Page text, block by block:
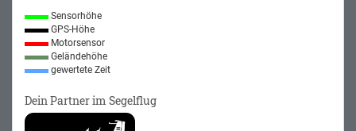
Sensorhöhe
GPS-Höhe
Motorsensor
Geländehöhe
gewertete Zeit
Dein Partner im Segelflug